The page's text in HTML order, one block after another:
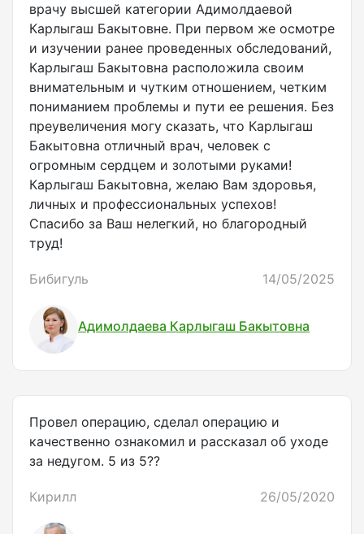
врачу высшей категории Адимолдаевой
Карлыгаш Бакытовне. При первом же осмотре
и изучении ранее проведенных обследований,
Карлыгаш Бакытовна расположила своим
внимательным и чутким отношением, четким
пониманием проблемы и пути ее решения. Без
преувеличения могу сказать, что Карлыгаш
Бакытовна отличный врач, человек с
огромным сердцем и золотыми руками!
Карлыгаш Бакытовна, желаю Вам здоровья,
личных и профессиональных успехов!
Спасибо за Ваш нелегкий, но благородный
труд!
Бибигуль 14/05/2025
Адимолдаева Карлыгаш Бакытовна
Провел операцию, сделал операцию и
качественно ознакомил и рассказал об уходе
за недугом. 5 из 5??
Кирилл 26/05/2020